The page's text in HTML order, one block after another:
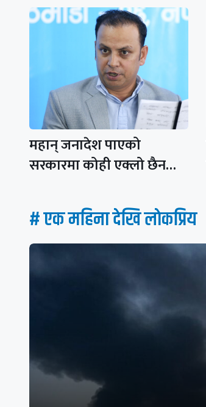
महान् जनादेश पाएको
सरकारमा कोही एक्लो छैन…
# एक महिना देखि लाेकप्रिय